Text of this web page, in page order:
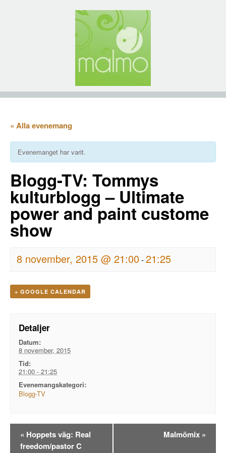
« Alla evenemang
Evenemanget har varit.
Blogg-TV: Tommys
kulturblogg – Ultimate
power and paint custome
show
8 november, 2015 @ 21:00-21:25
+ GOOGLE CALENDAR
Detaljer
Datum:
8 november, 2015
Tid:
21:00 - 21:25
Evenemangskategori:
Blogg-TV
Evenemangsnavigation
« Hoppets väg: Real
freedom/pastor C
Malmömix »